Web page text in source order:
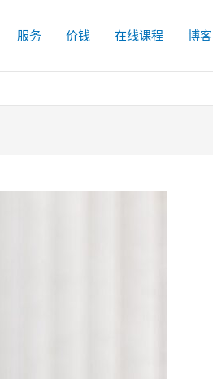
服务 价钱 在线课程 博客